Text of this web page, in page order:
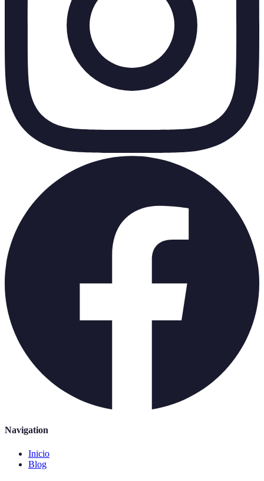
Navigation
Inicio
Blog